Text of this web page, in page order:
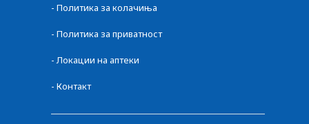
- Политика за колачиња
- Политика за приватност
-Локации на аптеки
- Контакт